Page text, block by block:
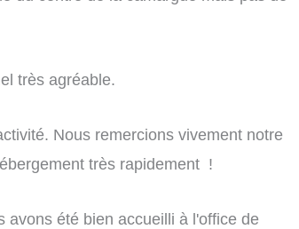
très agréable.
Nous remercions vivement notre
très rapidement !
avons été bien accueilli à l'office de